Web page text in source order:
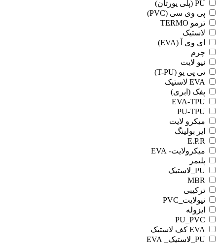
PU (پلی یورتان)
پی وی سی (PVC)
ترمو TERMO
لاستیک
ای وی آ (EVA)
چرم
نیو لایت
تی پی یو (T-PU)
EVA لاستیک
پفک (ابری)
EVA-TPU
PU-TPU
میکرو لایت
ایر بولینگ
E.P.R
میکرولایت- EVA
پلیمر
PU_لاستیک
MBR
ترکیبی
نیولایت_PVC
ایزوله
PU_PVC
EVA کف لاستیک
PU_لاستیک_ EVA